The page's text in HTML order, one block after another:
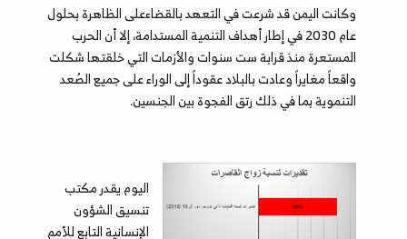
وكانت اليمن قد شرعت في التعهد بالقضاءعلى الظاهرة بحلول
عام 2030 في إطار أهداف التنمية المستدامة، إلا أن الحرب
المستعرة منذ قرابة ست سنوات والأزمات التي خلقتها شكلت
واقعاً مغايراً وعادت بالبلاد عقوداً إلى الوراء على جميع الصُعد
التنموية بما في ذلك رتق الفجوة بين الجنسين.
اليوم يقدر مكتب
تنسيق الشؤون
الإنسانية التابع للأمم